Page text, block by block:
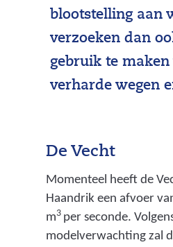
blootstelling aan
verzoeken dan
gebruik te maken
verharde wegen
De Vecht
Momenteel heeft de
Haandrik een afvoer
m3 per seconde.
modelverwachting zal